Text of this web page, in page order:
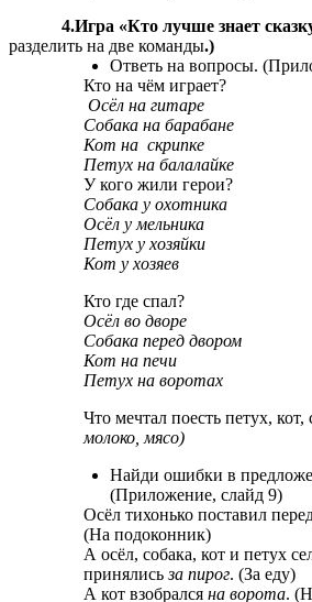
4.Игра «Кто лучше знает
разделить на две команды.)
Ответь на вопросы.
Кто на чём играет?
Осёл на гитаре
Собака на барабане
Кот на скрипке
Петух на балалайке
У кого жили герои?
Собака у охотника
Осёл у мельника
Петух у хозяйки
Кот у хозяев
Кто где спал?
Осёл во дворе
Собака перед двором
Кот на печи
Петух на воротах
Что мечтал поесть петух, кот,
молоко, мясо)
Найди ошибки в
(Приложение, слайд 9)
Осёл тихонько поставил
(На подоконник)
А осёл, собака, кот и петух
принялисьза пирог. (За еду)
А кот взобрался на ворота.